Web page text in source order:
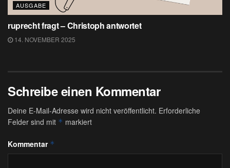
AUSGABE
ruprecht fragt – Christoph antwortet
14. NOVEMBER 2025
Schreibe einen Kommentar
Deine E-Mail-Adresse wird nicht veröffentlicht. Erforderliche
Felder sind mit * markiert
Kommentar *